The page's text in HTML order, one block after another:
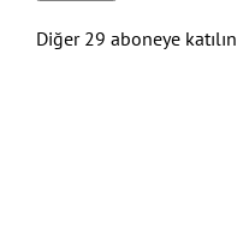
Diğer 29 aboneye katılın